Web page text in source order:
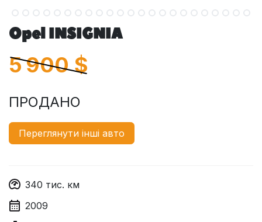
Opel INSIGNIA
5 900$
ПРОДАНО
Переглянути інші авто
340 тис. км
2009